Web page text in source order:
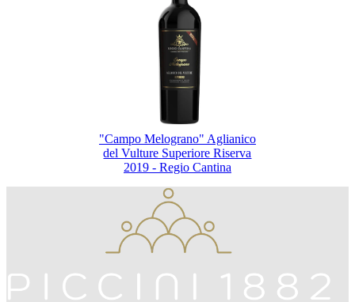
"Campo Melograno" Aglianico
del Vulture Superiore Riserva
2019 - Regio Cantina